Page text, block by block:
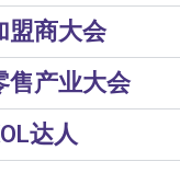
盟商大会
售产业大会
达人